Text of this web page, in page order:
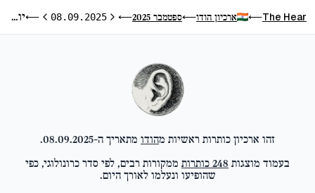
The Hear
⟵ ארכיון הודו⟵ספטמבר 2025 ⟵היום הקודם
08.09.2025 היום הבא
⟵ יום הסלמת מחאות דור ה-Z בנפאל עם נפגעים
זהו ארכיון כותרות ראשיות מהודו מתאריך ה-08.09.2025
.
בעמוד מוצגות 248 כותרות ממקורות רבים, לפי סדר כרונולוגי, כפי
שהופיעו ונעלמו לאורך היום.